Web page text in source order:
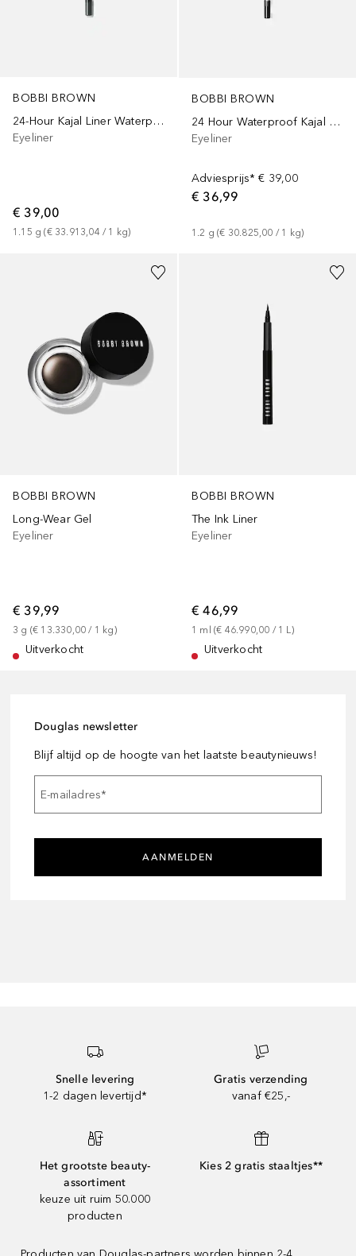
BOBBI BROWN
24-Hour Kajal Liner Waterproof
Eyeliner
€ 39,00
1.15 g (€ 33.913,04 / 1 kg)
BOBBI BROWN
24 Hour Waterproof Kajal Liner
Eyeliner
Adviesprijs* € 39,00
€ 36,99
1.2 g (€ 30.825,00 / 1 kg)
BOBBI BROWN
Long-Wear Gel
Eyeliner
€ 39,99
3 g (€ 13.330,00 / 1 kg)
Uitverkocht
BOBBI BROWN
The Ink Liner
Eyeliner
€ 46,99
1 ml (€ 46.990,00 / 1 L)
Uitverkocht
Douglas newsletter
Blijf altijd op de hoogte van het laatste beautynieuws!
E-mailadres*
AANMELDEN
Snelle levering
1-2 dagen levertijd*
Gratis verzending
vanaf €25,-
Het grootste beauty-
assortiment
keuze uit ruim 50.000
producten
Kies 2 gratis staaltjes**